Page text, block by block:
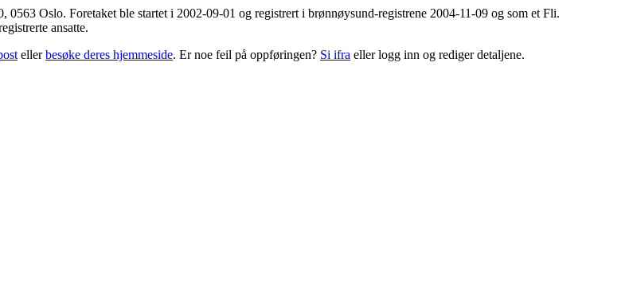
, 0563 Oslo. Foretaket ble startet i 2002-09-01 og registrert i brønnøysund-registrene 2004-11-09 og som et Fli.
ansatte.
ellerbesøke deres hjemmeside. Er noe feil på oppføringen? Si ifra eller logg inn og rediger detaljene.